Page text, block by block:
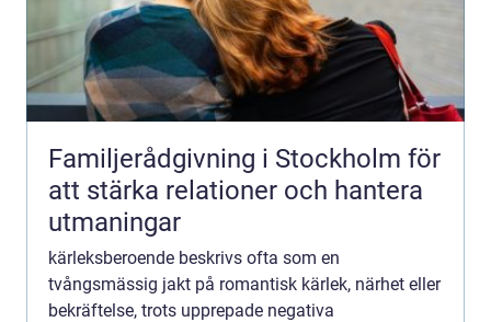
Familjerådgivning i Stockholm för
att stärka relationer och hantera
utmaningar
kärleksberoende beskrivs ofta som en
tvångsmässig jakt på romantisk kärlek, närhet eller
bekräftelse, trots upprepade negativa